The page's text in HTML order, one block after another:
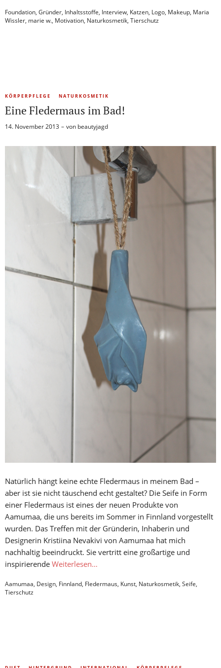
Foundation, Gründer, Inhaltsstoffe, Interview, Katzen, Logo, Makeup, Maria
Wissler, marie w., Motivation, Naturkosmetik, Tierschutz
KÖRPERPFLEGE NATURKOSMETIK
Eine Fledermaus im Bad!
14. November 2013 von beautyjagd
Natürlich hängt keine echte Fledermaus in meinem Bad –
aber ist sie nicht täuschend echt gestaltet? Die Seife in Form
einer Fledermaus ist eines der neuen Produkte von
Aamumaa, die uns bereits im Sommer in Finnland vorgestellt
wurden. Das Treffen mit der Gründerin, Inhaberin und
Designerin Kristiina Nevakivi von Aamumaa hat mich
nachhaltig beeindruckt. Sie vertritt eine großartige und
inspirierende Weiterlesen…
Aamumaa, Design, Finnland, Fledermaus, Kunst, Naturkosmetik, Seife,
Tierschutz